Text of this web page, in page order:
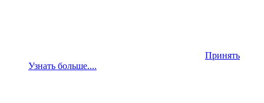
Принять
Узнать больше....